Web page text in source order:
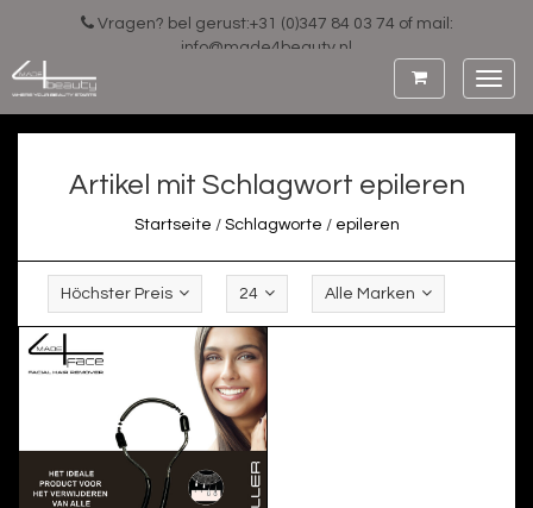
Vragen? bel gerust:+31 (0)347 84 03 74 of mail:
info@made4beauty.nl
Artikel mit Schlagwort epileren
Startseite / Schlagworte / epileren
Höchster Preis 24 Alle Marken